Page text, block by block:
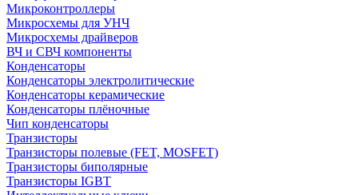
Микроконтроллеры
Микросхемы для УНЧ
Микросхемы драйверов
ВЧ и СВЧ компоненты
Конденсаторы
Конденсаторы электролитические
Конденсаторы керамические
Конденсаторы плёночные
Чип конденсаторы
Транзисторы
Транзисторы полевые (FET, MOSFET)
Транзисторы биполярные
Транзисторы IGBT